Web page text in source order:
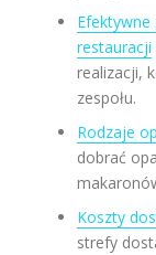
restauracji
realizacji,
zespołu.
Rodzaje
dobrać
Koszty
strefy